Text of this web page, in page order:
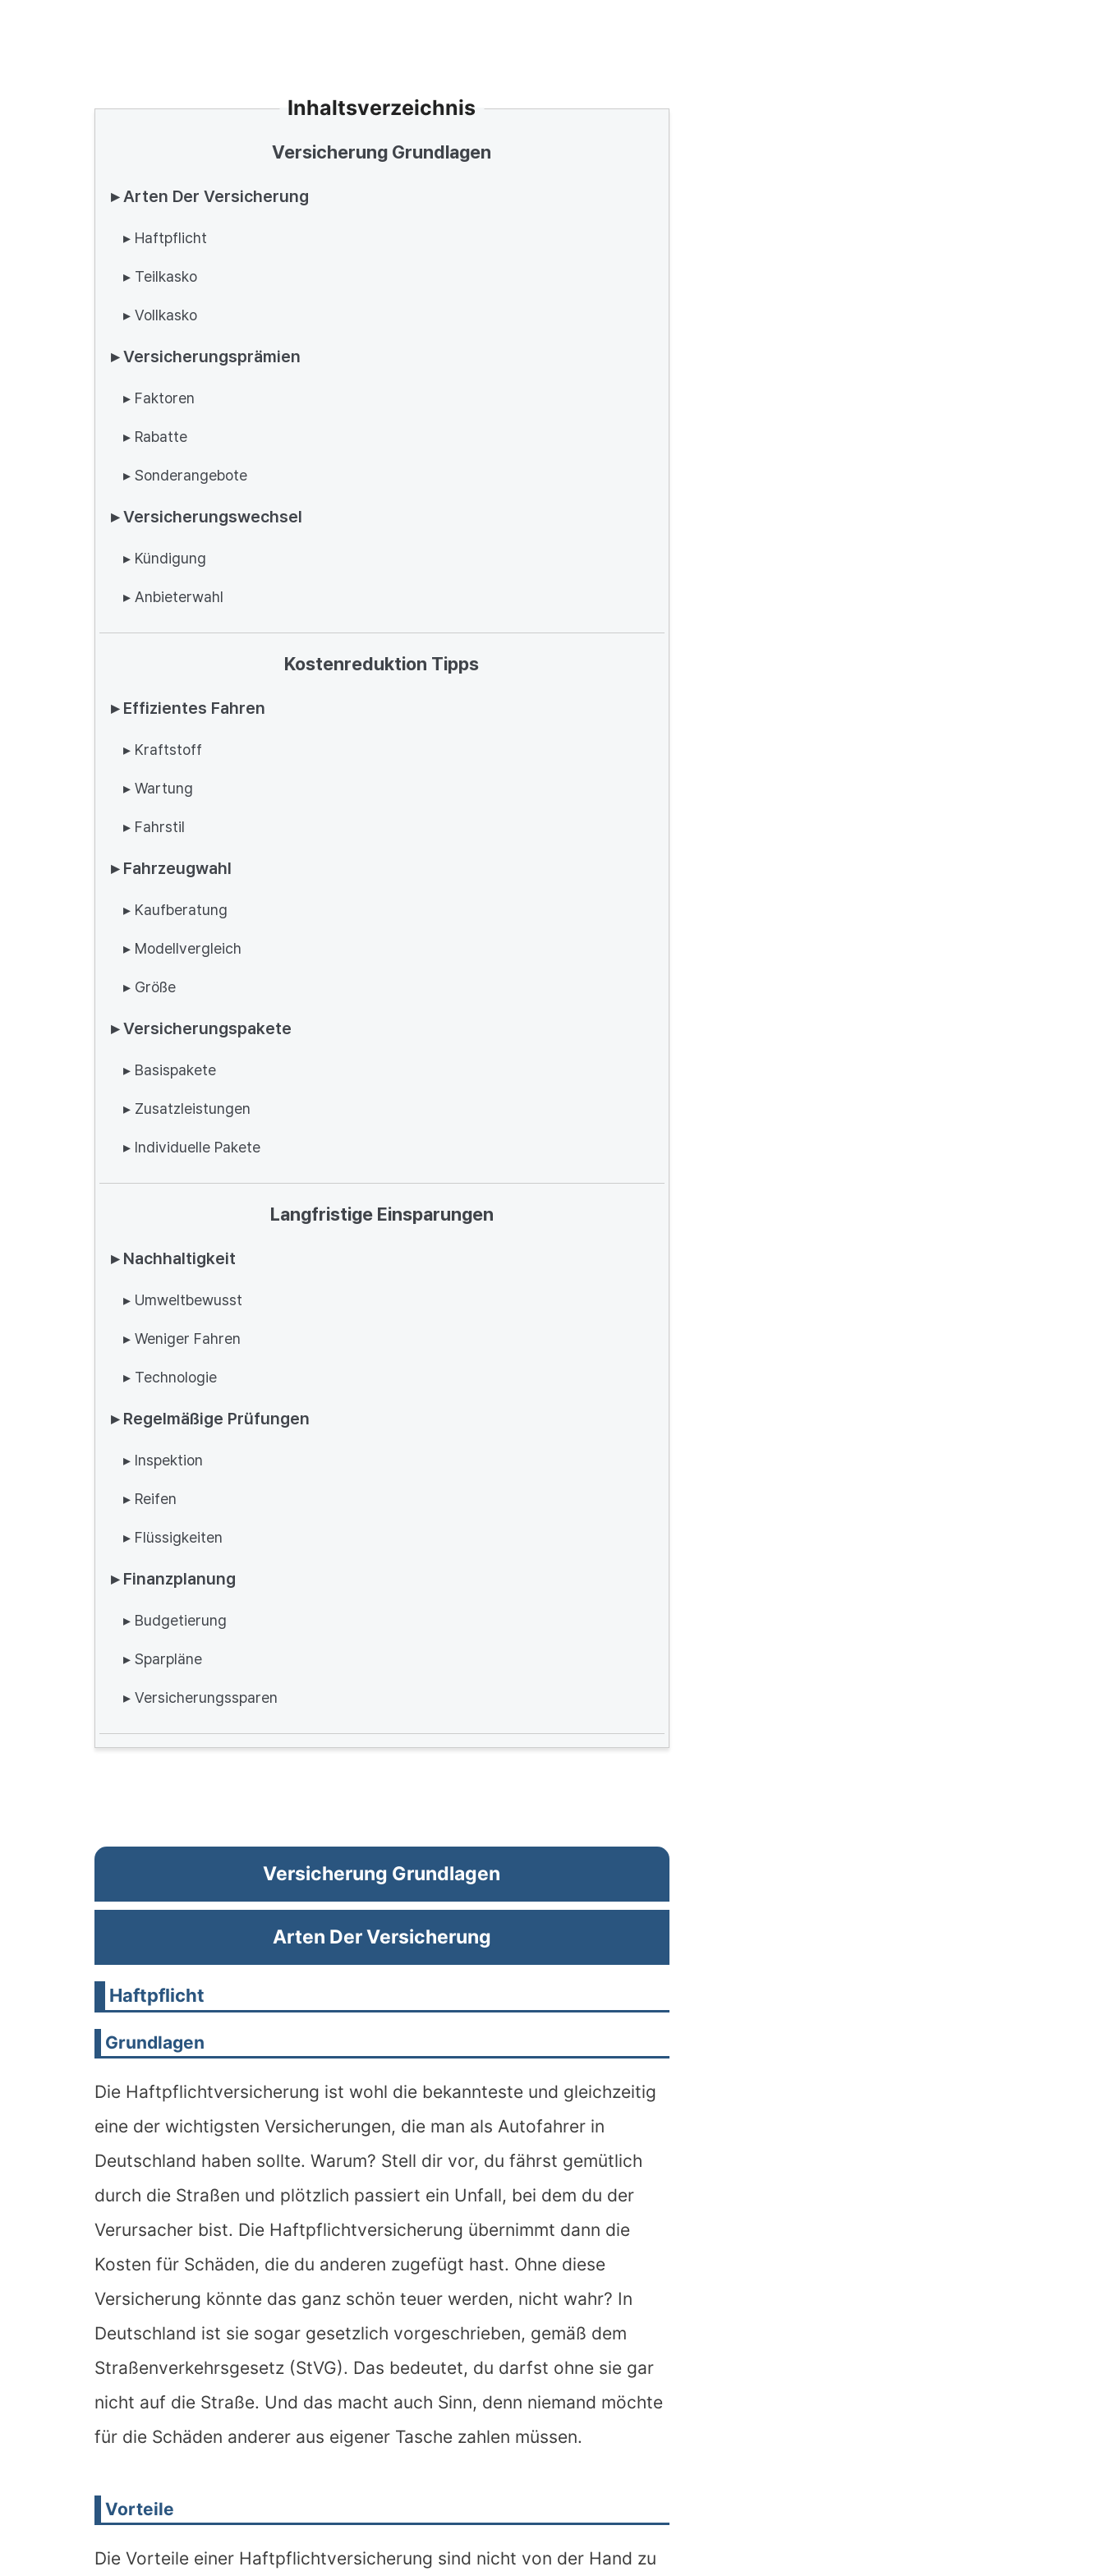
Inhaltsverzeichnis
Versicherung Grundlagen
▸ Arten Der Versicherung
▸ Haftpflicht
▸ Teilkasko
▸ Vollkasko
▸ Versicherungsprämien
▸ Faktoren
▸ Rabatte
▸ Sonderangebote
▸ Versicherungswechsel
▸ Kündigung
▸ Anbieterwahl
Kostenreduktion Tipps
▸ Effizientes Fahren
▸ Kraftstoff
▸ Wartung
▸ Fahrstil
▸ Fahrzeugwahl
▸ Kaufberatung
▸ Modellvergleich
▸ Größe
▸ Versicherungspakete
▸ Basispakete
▸ Zusatzleistungen
▸ Individuelle Pakete
Langfristige Einsparungen
▸ Nachhaltigkeit
▸ Umweltbewusst
▸ Weniger Fahren
▸ Technologie
▸ Regelmäßige Prüfungen
▸ Inspektion
▸ Reifen
▸ Flüssigkeiten
▸ Finanzplanung
▸ Budgetierung
▸ Sparpläne
▸ Versicherungssparen
Versicherung Grundlagen
Arten Der Versicherung
Haftpflicht
Grundlagen
Die Haftpflichtversicherung ist wohl die bekannteste und gleichzeitig
eine der wichtigsten Versicherungen, die man als Autofahrer in
Deutschland haben sollte. Warum? Stell dir vor, du fährst gemütlich
durch die Straßen und plötzlich passiert ein Unfall, bei dem du der
Verursacher bist. Die Haftpflichtversicherung übernimmt dann die
Kosten für Schäden, die du anderen zugefügt hast. Ohne diese
Versicherung könnte das ganz schön teuer werden, nicht wahr? In
Deutschland ist sie sogar gesetzlich vorgeschrieben, gemäß dem
Straßenverkehrsgesetz (StVG). Das bedeutet, du darfst ohne sie gar
nicht auf die Straße. Und das macht auch Sinn, denn niemand möchte
für die Schäden anderer aus eigener Tasche zahlen müssen.
Vorteile
Die Vorteile einer Haftpflichtversicherung sind nicht von der Hand zu